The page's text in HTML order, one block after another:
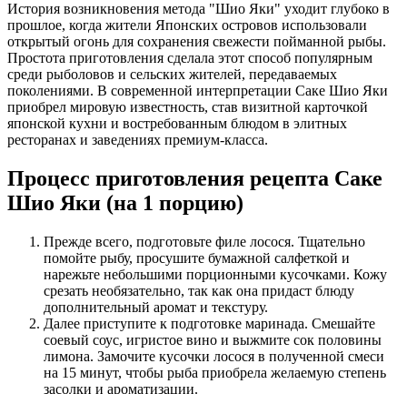
История возникновения метода "Шио Яки" уходит глубоко в
прошлое, когда жители Японских островов использовали
открытый огонь для сохранения свежести пойманной рыбы.
Простота приготовления сделала этот способ популярным
среди рыболовов и сельских жителей, передаваемых
поколениями. В современной интерпретации Саке Шио Яки
приобрел мировую известность, став визитной карточкой
японской кухни и востребованным блюдом в элитных
ресторанах и заведениях премиум-класса.
Процесс приготовления рецепта Саке
Шио Яки (на 1 порцию)
Прежде всего, подготовьте филе лосося. Тщательно
помойте рыбу, просушите бумажной салфеткой и
нарежьте небольшими порционными кусочками. Кожу
срезать необязательно, так как она придаст блюду
дополнительный аромат и текстуру.
Далее приступите к подготовке маринада. Смешайте
соевый соус, игристое вино и выжмите сок половины
лимона. Замочите кусочки лосося в полученной смеси
на 15 минут, чтобы рыба приобрела желаемую степень
засолки и ароматизации.